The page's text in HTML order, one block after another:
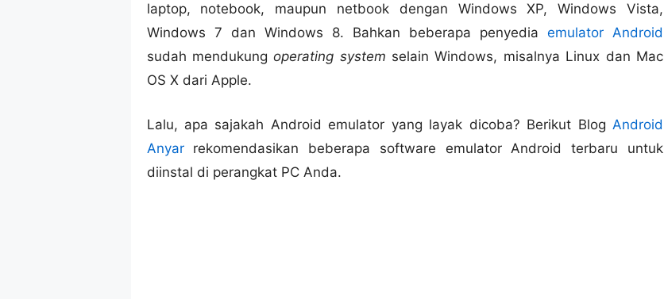
laptop, notebook, maupun netbook dengan Windows XP, Windows Vista,
Windows 7 dan Windows 8. Bahkan beberapa penyedia emulator Android
sudah mendukungoperating system selain Windows, misalnya Linux dan Mac
OS X dari Apple.
Lalu, apa sajakah Android emulator yang layak dicoba? Berikut Blog Android
Anyarrekomendasikan beberapa software emulator Android terbaru untuk
diinstal di perangkat PC Anda.